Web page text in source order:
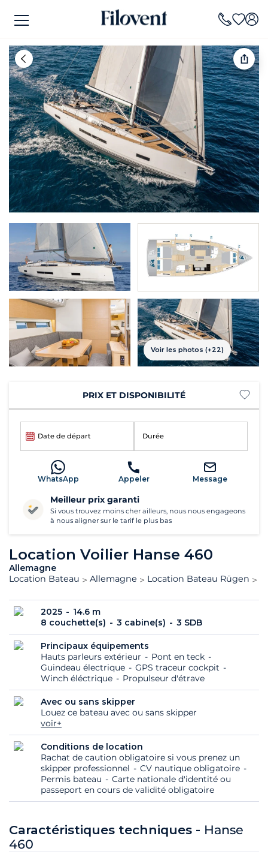
Voir les photos (+22)
Location Voilier Hanse 460
Allemagne
Location Bateau
Allemagne Location Bateau Rügen
2025
14.6 m
8 couchette(s)
3 cabine(s) 3 SDB
Principaux équipements
Hauts parleurs extérieur
Pont en teck
Guindeau électrique
GPS traceur cockpit
Winch éléctrique
Propulseur d'étrave
Avec ou sans skipper
Louez ce bateau avec ou sans skipper
voir+
Conditions de location
Rachat de caution obligatoire si vous prenez un
skipper professionnel
CV nautique obligatoire
Permis bateau
Carte nationale d'identité ou
passeport en cours de validité obligatoire
Caractéristiques techniques - Hanse
460
PRIX ET DISPONIBILITÉ
Date de départ Durée
WhatsApp Appeler Message
Meilleur prix garanti
Si vous trouvez moins cher ailleurs, nous nous engageons
à nous aligner sur le tarif le plus bas